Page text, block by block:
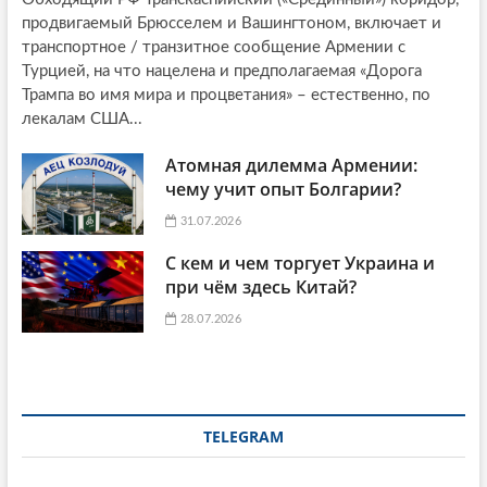
продвигаемый Брюсселем и Вашингтоном, включает и
транспортное / транзитное сообщение Армении с
Турцией, на что нацелена и предполагаемая «Дорога
Трампа во имя мира и процветания» – естественно, по
лекалам США...
Атомная дилемма Армении:
чему учит опыт Болгарии?
31.07.2026
С кем и чем торгует Украина и
при чём здесь Китай?
28.07.2026
TELEGRAM